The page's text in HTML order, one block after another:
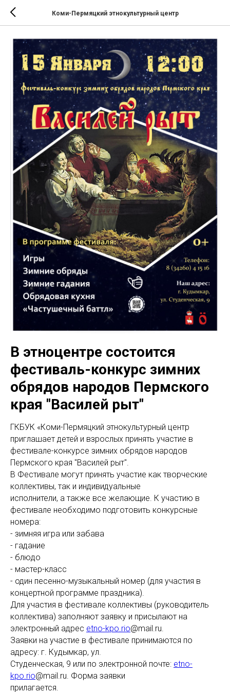
Коми-Пермяцкий этнокультурный центр
В этноцентре состоится
фестиваль-конкурс зимних
обрядов народов Пермского
края "Василей рыт"
ГКБУК «Коми-Пермяцкий этнокультурный центр
приглашает детей и взрослых принять участие в
фестивале-конкурсе зимних обрядов народов
Пермского края "Василей рыт".
В Фестивале могут принять участие как творческие
коллективы, так и индивидуальные
исполнители, а также все желающие. К участию в
фестивале необходимо подготовить конкурсные
номера:
- зимняя игра или забава
- гадание
- блюдо
- мастер-класс
- один песенно-музыкальный номер (для участия в
концертной программе праздника).
Для участия в фестивале коллективы (руководитель
коллектива) заполняют заявку и присылают на
электронный адрес etno-kpo.rio@mail.ru.
Заявки на участие в фестивале принимаются по
адресу: г. Кудымкар, ул.
Студенческая, 9 или по электронной почте: etno-
kpo.rio@mail.ru. Форма заявки
прилагается.